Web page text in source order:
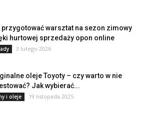
przygotować warsztat na sezon zimowy
hurtowej sprzedaży opon online
3 lutego 2026
oleje Toyoty – czy warto w nie
Jak wybierać...
i oleje 19 listopada 2025